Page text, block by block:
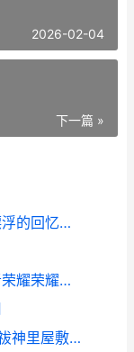
2026-02-04
下一篇 »
原神漂浮的回忆宝箱刷新地点 原神漂浮的回忆为什么会卡死
《王者荣耀荣耀》获得方式说明 王者荣耀荣耀印记怎么得到
原神神樱大祓神里屋敷如何过神樱大祓神里屋敷解谜步骤策略 原神神樱大祓神里结界怎么破